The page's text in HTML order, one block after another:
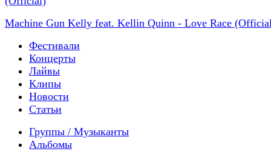
Machine Gun Kelly feat. Kellin Quinn - Love Race
Фестивали
Концерты
Лайвы
Клипы
Новости
Статьи
Группы / Музыканты
Альбомы